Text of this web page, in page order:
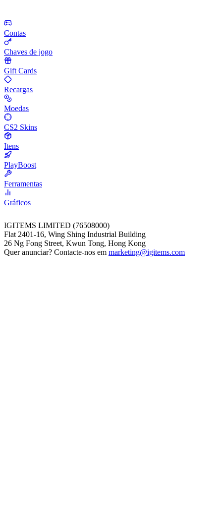
Contas
Chaves de jogo
Gift Cards
Recargas
Moedas
CS2 Skins
Itens
PlayBoost
Ferramentas
Gráficos
IGITEMS LIMITED (76508000)
Flat 2401-16, Wing Shing Industrial Building
26 Ng Fong Street, Kwun Tong, Hong Kong
Quer anunciar? Contacte-nos em marketing@igitems.com